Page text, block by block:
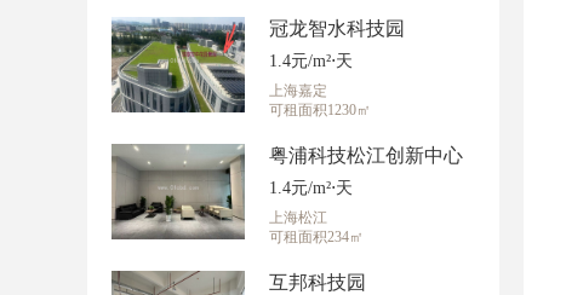
冠龙智水科技园
1.4元/m²⋅天
上海嘉定
可租面积1230㎡
粤浦科技松江创新中心
1.4元/m²⋅天
上海松江
可租面积234㎡
互邦科技园